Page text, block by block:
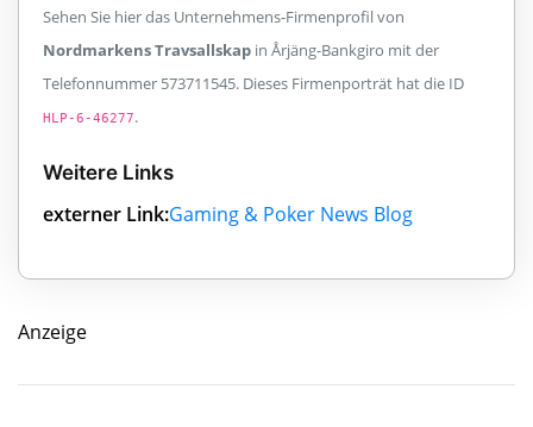
Sehen Sie hier das Unternehmens-Firmenprofil von
Nordmarkens Travsallskap in Årjäng-Bankgiro mit der
Telefonnummer 573711545. Dieses Firmenporträt hat die ID
HLP-6-46277.
Weitere Links
externer Link:Gaming & Poker News Blog
Anzeige